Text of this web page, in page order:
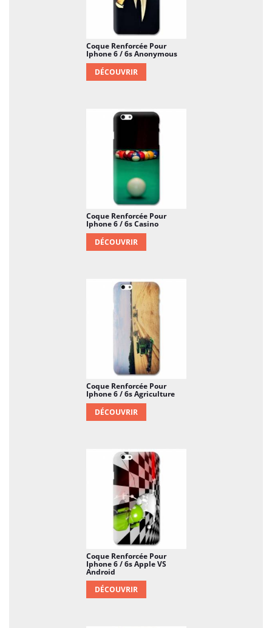
Coque Renforcée Pour
Iphone 6 / 6s Anonymous
DÉCOUVRIR
Coque Renforcée Pour
Iphone 6 / 6s Casino
DÉCOUVRIR
Coque Renforcée Pour
Iphone 6 / 6s Agriculture
DÉCOUVRIR
Coque Renforcée Pour
Iphone 6 / 6s Apple VS
Android
DÉCOUVRIR